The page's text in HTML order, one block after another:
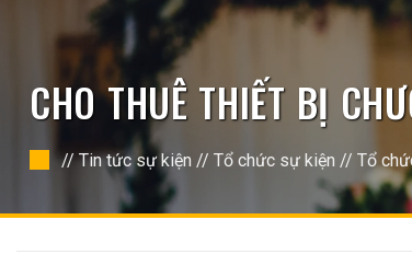
CHO THUÊ THIẾT BỊ
//Tin tức sự kiện // Tổ chức sự kiện // Tổ